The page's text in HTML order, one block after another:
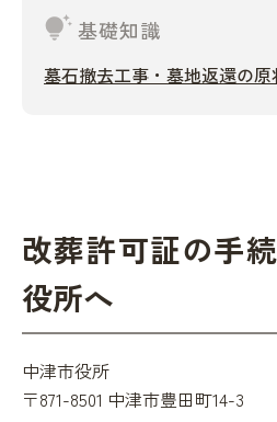
tips_and_updates基礎知識
墓石撤去工事・墓地返還の
改葬許可証の手
役所へ
中津市役所
〒871-8501 中津市豊田町14-3